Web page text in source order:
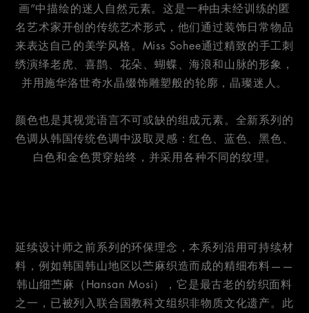
画”中描绘的迷人自然元素。这是一种由未经训练的匿
名艺术家开创的传统艺术形式，他们通过装饰日常物品
来表达自己的美学风格。Miss Sohee通过精致的手工刺
绣演绎老虎、喜鹊、花朵、蝴蝶、海浪和山脉的形象，
并用施华洛世奇水晶缀饰雕塑般的轮廓，晶璨迷人。
颜色也是其视觉语言不可或缺的组成元素。全新系列的
色调从韩国传统色调中汲取灵感：红色、蓝色、黑色、
白色和金色贯穿始终，并采用各种不同的纹理。
延续设计师之前系列的环保理念，本系列沿用可持续材
料，例如韩国韩山地区以苎麻织造而成的精细布料——
韩山细苎麻（Hansan Mosi），它是最古老的纺织面料
之一，已被列入联合国教科文组织非物质文化遗产。此